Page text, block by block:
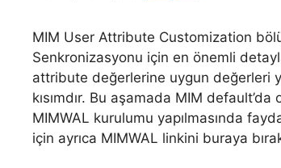
MIM User Attribute Customization
Senkronizasyonu için en önemli
attribute değerlerine uygun değerleri
kısımdır. Bu aşamada MIM
MIMWAL kurulumu yapılmasında
için ayrıca MIMWAL linkini buraya